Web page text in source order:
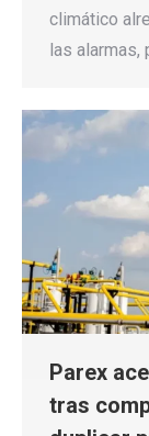
climático
las
Parex
tras